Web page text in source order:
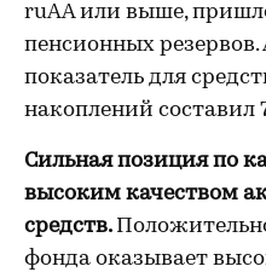
ruAA или выше,
пенсионных
показатель для
накоплений составил
Сильная позиция по
высоким качеством
средств.
фонда оказывает